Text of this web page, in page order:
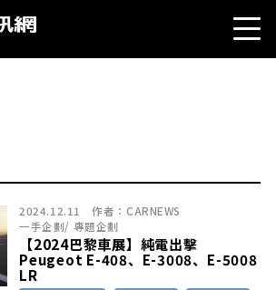
2024.12.11 作者： CARNEWS
一手企劃/ 專題企劃
【2024巴黎車展】純電出擊
Peugeot E-408、E-3008、E-5008
LR